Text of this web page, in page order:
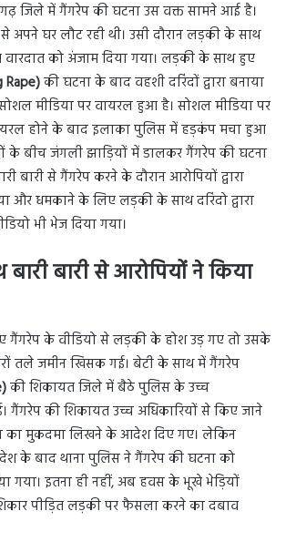
जिले में गैंगरेप की घटना उस वक्त सामने आई है।
घर लौट रही थी। उसी दौरान लड़की के साथ
को अंजाम दिया गया। लड़की के साथ हुए
Rape)की घटना के बाद वहशी दरिंदों द्वारा बनाया
मीडिया पर वायरल हुआ है। सोशल मीडिया पर
होने के बाद इलाका पुलिस में हड़कंप मचा हुआ
के बीच जंगली झाड़ियों में डालकर गैंगरेप की घटना
बारी से गैंगरेप करने के दौरान आरोपियों द्वारा
और धमकाने के लिए लड़की के साथ दरिंदो द्वारा
भी भेज दिया गया।
बारी से आरोपियों ने किया
के वीडियो से लड़की के होश उड़ गए तो उसके
तले जमीन खिसक गई। बेटी के साथ में गैंगरेप
की शिकायत जिले में बैठे पुलिस के उच्च
गैंगरेप की शिकायत उच्च अधिकारियों से किए जाने
का मुकदमा लिखने के आदेश दिए गए। लेकिन
के बाद थाना पुलिस ने गैंगरेप की घटना को
गया। इतना ही नहीं, अब हवस के भूखे भेड़ियों
पीड़ित लड़की पर फैसला करने का दबाव